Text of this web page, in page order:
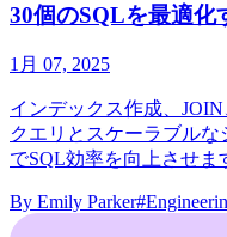
30個のSQLを最適化
1月 07, 2025
インデックス作成、
クエリとスケーラブル
でSQL効率を向上させま
By Emily Parker